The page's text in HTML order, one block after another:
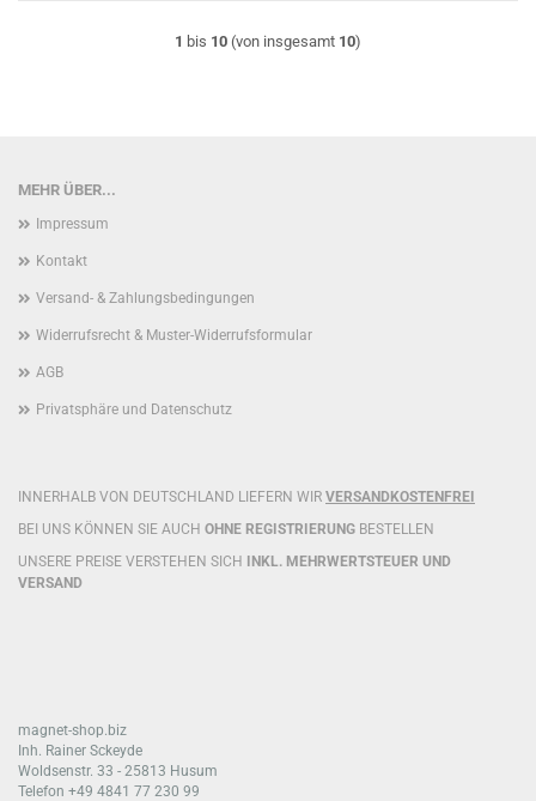
1 bis 10 (von insgesamt 10)
MEHR ÜBER...
Impressum
Kontakt
Versand- & Zahlungsbedingungen
Widerrufsrecht & Muster-Widerrufsformular
AGB
Privatsphäre und Datenschutz
INNERHALB VON DEUTSCHLAND LIEFERN WIR VERSANDKOSTENFREI
BEI UNS KÖNNEN SIE AUCH OHNE REGISTRIERUNG BESTELLEN
UNSERE PREISE VERSTEHEN SICH
INKL. MEHRWERTSTEUER UND
VERSAND
magnet-shop.biz
Inh. Rainer Sckeyde
Woldsenstr. 33 - 25813 Husum
Telefon +49 4841 77 230 99